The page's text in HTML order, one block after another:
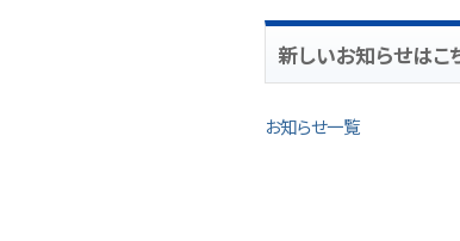
新しいお知らせはこ
お知らせ一覧